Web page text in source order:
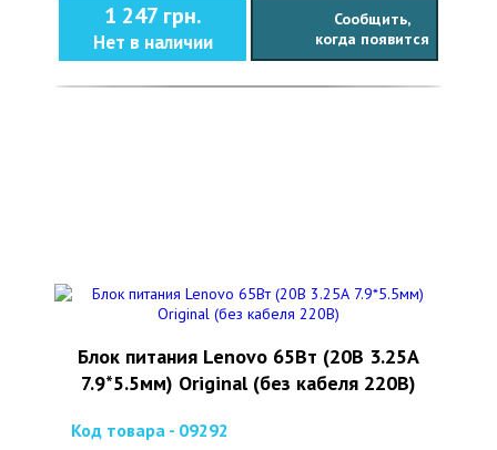
1 247 грн.
Нет в наличии
Сообщить,
когда появится
Блок питания Lenovo 65Вт (20В 3.25А
7.9*5.5мм) Original (без кабеля 220В)
Код товара - 09292